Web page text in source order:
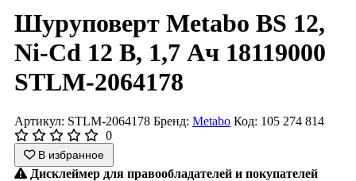
Шуруповерт Metabo BS 12,
Ni-Cd 12 В, 1,7 Ач 18119000
STLM-2064178
Артикул: STLM-2064178 Бренд: Metabo Код: 105 274 814
0
В избранное
Дисклеймер для правообладателей и покупателей